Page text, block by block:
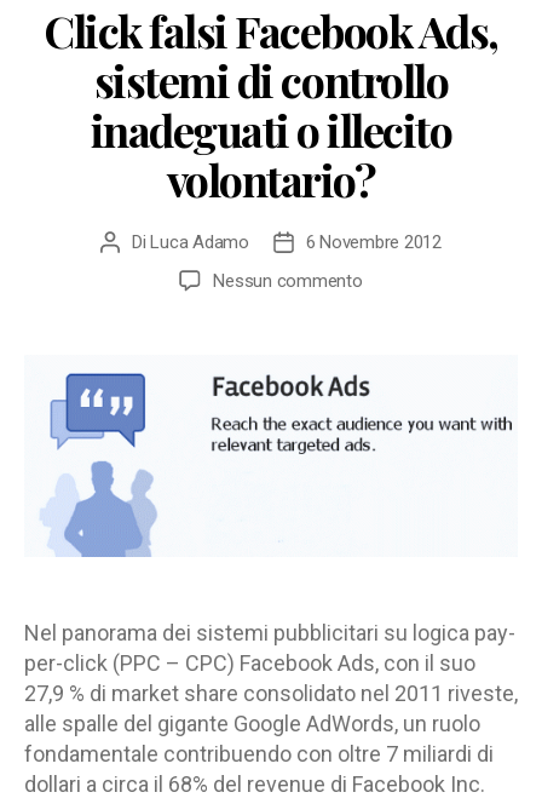
Click falsi Facebook Ads,
sistemi di controllo
inadeguati o illecito
volontario?
Autore
Di Luca Adamo
Data
dell'articolo
6 Novembre 2012
Nessun commentosu
Ads,
sistemi
di
Nel panorama dei sistemi pubblicitari su logica pay-
per-click (PPC – CPC) Facebook Ads, con il suo
27,9 % di market share consolidato nel 2011 riveste,
alle spalle del gigante Google AdWords, un ruolo
fondamentale contribuendo con oltre 7 miliardi di
dollari a circa il 68% del revenue di Facebook Inc.